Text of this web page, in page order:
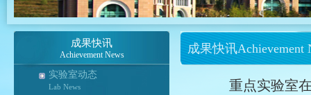
成果快讯
Achievement News
实验室动态
Lab News
成果快讯Achievement
重点实验室